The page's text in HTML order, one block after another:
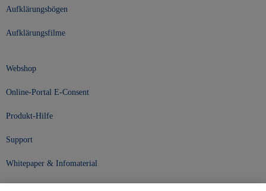
Aufklärungsbögen
Aufklärungsfilme
Webshop
Online-Portal E-Consent
Produkt-Hilfe
Support
Whitepaper & Infomaterial